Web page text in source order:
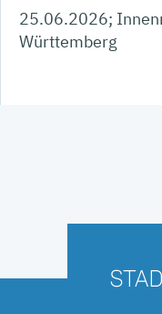
25.06.2026;
Württemberg